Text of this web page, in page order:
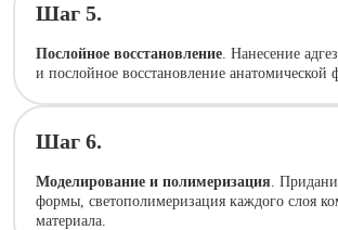
Шаг 5.
Послойное восстановление. Нанесение
и послойное восстановление анатомической
Шаг 6.
Моделирование и полимеризация .
формы, светополимеризация каждого слоя
материала.